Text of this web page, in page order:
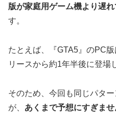
版が家庭用ゲーム機より遅
す。
たとえば、『GTA5』のPC
リースから約1年半後に登場
そのため、今回も同じパタ
が、 あくまで予想にすぎませ